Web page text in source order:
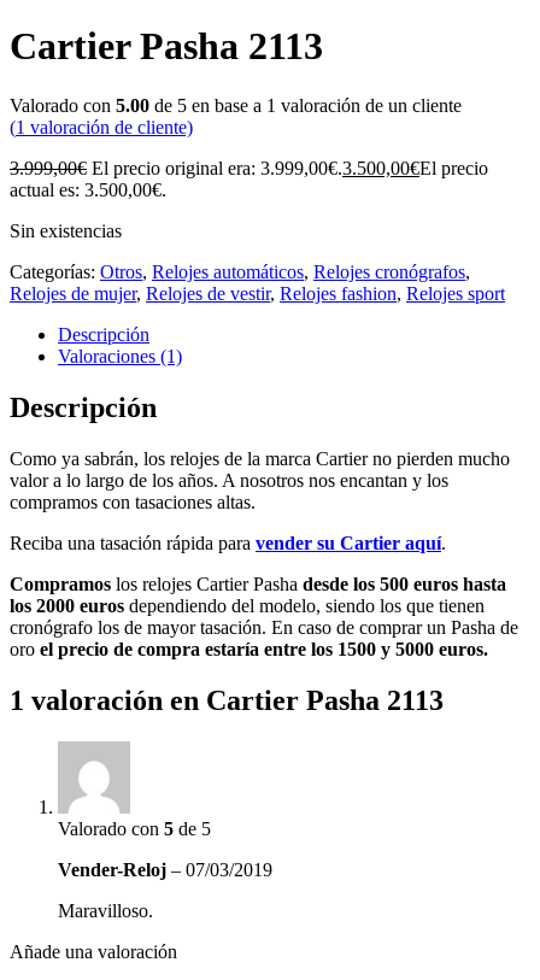
Cartier Pasha 2113
Valorado con 5.00 de 5 en base a 1 valoración de un cliente
(1 valoración de cliente)
3.999,00€ El precio original era: 3.999,00€.3.500,00€El precio
actual es: 3.500,00€.
Sin existencias
Categorías: Otros, Relojes automáticos, Relojes cronógrafos,
Relojes de mujer, Relojes de vestir, Relojes fashion, Relojes sport
Descripción
Valoraciones (1)
Descripción
Como ya sabrán, los relojes de la marca Cartier no pierden mucho
valor a lo largo de los años. A nosotros nos encantan y los
compramos con tasaciones altas.
Reciba una tasación rápida para vender su Cartier aquí.
Compramos los relojes Cartier Pasha desde los 500 euros hasta
los 2000 euros dependiendo del modelo, siendo los que tienen
cronógrafo los de mayor tasación. En caso de comprar un Pasha de
oro el precio de compra estaría entre los 1500 y 5000 euros.
1 valoración en Cartier Pasha 2113
Valorado con 5 de 5
Vender-Reloj – 07/03/2019
Maravilloso.
Añade una valoración